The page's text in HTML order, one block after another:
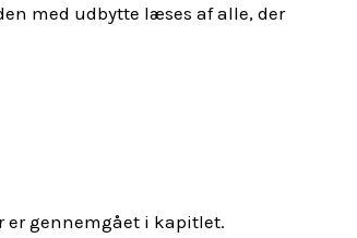
med udbytte læses af alle, der
er gennemgået i kapitlet.